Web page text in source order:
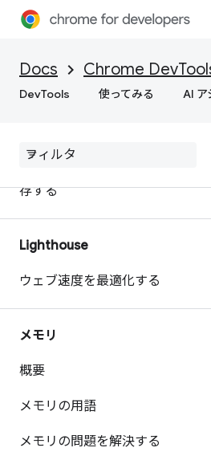
Docs Chrome
DevTools 使ってみる AI ア
extensibility API を使用してパ
マイズする
ウェブサイトのパフォーマンス
存する
Lighthouse
ウェブ速度を最適化する
メモリ
概要
メモリの用語
メモリの問題を解決する